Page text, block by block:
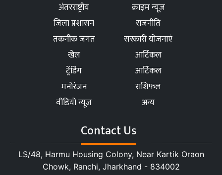
अंतरराष्ट्रीय
क्राइम न्यूज
जिला प्रशासन
राजनीति
तकनीक जगत
सरकारी योजनाएं
खेल
आर्टिकल
ट्रेंडिंग
आर्टिकल
मनोरंजन
राशिफल
वीडियो न्यूज
अन्य
Contact Us
LS/48, Harmu Housing Colony, Near Kartik Oraon
Chowk, Ranchi, Jharkhand - 834002